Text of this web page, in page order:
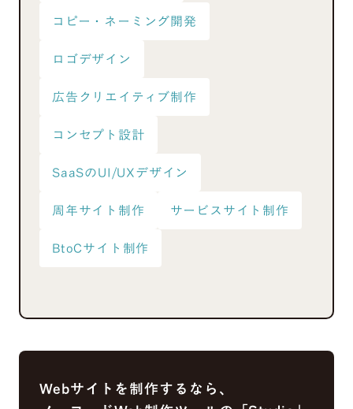
コピー・ネーミング開発
ロゴデザイン
広告クリエイティブ制作
コンセプト設計
SaaSのUI/UXデザイン
周年サイト制作
サービスサイト制作
BtoCサイト制作
Webサイトを制作するなら、